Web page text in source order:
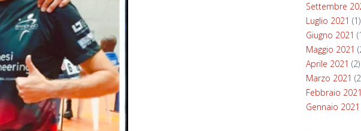
Settembre
Luglio 2021 (1)
Giugno 2021
Maggio 2021
Aprile 2021 (2)
Marzo 2021
Febbraio 2021
Gennaio 2021